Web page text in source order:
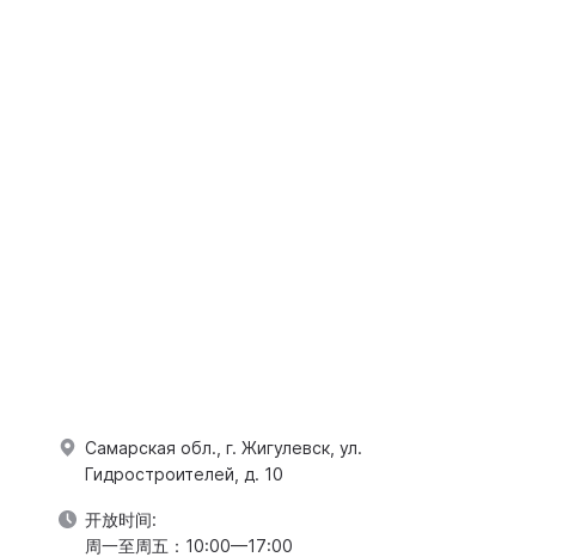
Самарская обл., г. Жигулевск, ул.
Гидростроителей, д. 10
开放时间:
周一至周五：10:00—17:00